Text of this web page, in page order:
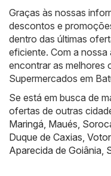
Graças às nossas
descontos e
dentro das últimas
eficiente. Com a
encontrar as melhores
Supermercados em
Se está em busca de
ofertas de outras
Maringá Maués
Duque de Caxias
Aparecida de Goiânia